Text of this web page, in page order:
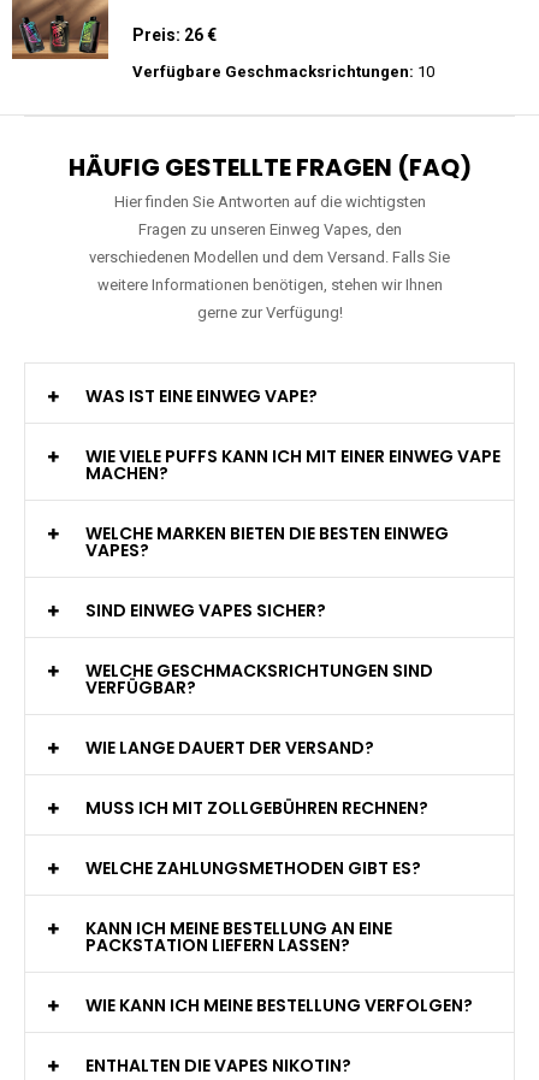
Preis: 26 €
Verfügbare Geschmacksrichtungen: 10
HÄUFIG GESTELLTE FRAGEN (FAQ)
Hier finden Sie Antworten auf die wichtigsten
Fragen zu unseren Einweg Vapes, den
verschiedenen Modellen und dem Versand. Falls Sie
weitere Informationen benötigen, stehen wir Ihnen
gerne zur Verfügung!
WAS IST EINE EINWEG VAPE?
WIE VIELE PUFFS KANN ICH MIT EINER EINWEG VAPE
MACHEN?
WELCHE MARKEN BIETEN DIE BESTEN EINWEG
VAPES?
SIND EINWEG VAPES SICHER?
WELCHE GESCHMACKSRICHTUNGEN SIND
VERFÜGBAR?
WIE LANGE DAUERT DER VERSAND?
MUSS ICH MIT ZOLLGEBÜHREN RECHNEN?
WELCHE ZAHLUNGSMETHODEN GIBT ES?
KANN ICH MEINE BESTELLUNG AN EINE
PACKSTATION LIEFERN LASSEN?
WIE KANN ICH MEINE BESTELLUNG VERFOLGEN?
ENTHALTEN DIE VAPES NIKOTIN?